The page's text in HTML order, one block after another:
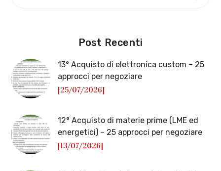
Post Recenti
13° Acquisto di elettronica custom – 25
approcci per negoziare
[25/07/2026]
12° Acquisto di materie prime (LME ed
energetici) – 25 approcci per negoziare
[13/07/2026]